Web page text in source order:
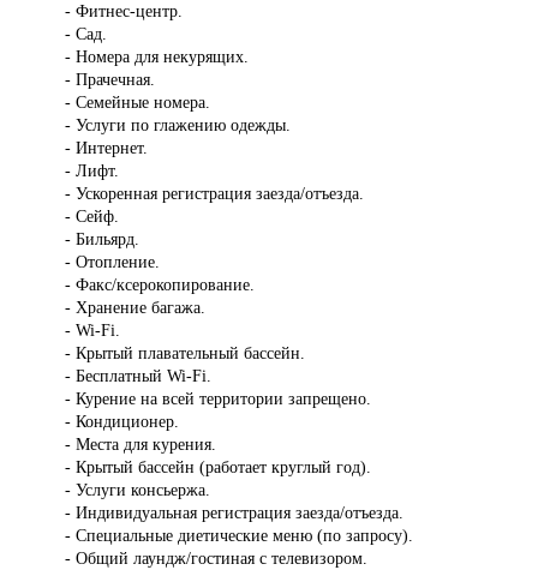
- Фитнес-центр.
- Сад.
- Номера для некурящих.
- Прачечная.
- Семейные номера.
- Услуги по глажению одежды.
- Интернет.
- Лифт.
- Ускоренная регистрация заезда/отъезда.
- Сейф.
- Бильярд.
- Отопление.
- Факс/ксерокопирование.
- Хранение багажа.
- Wi-Fi.
- Крытый плавательный бассейн.
- Бесплатный Wi-Fi.
- Курение на всей территории запрещено.
- Кондиционер.
- Места для курения.
- Крытый бассейн (работает круглый год).
- Услуги консьержа.
- Индивидуальная регистрация заезда/отъезда.
- Специальные диетические меню (по запросу).
- Общий лаундж/гостиная с телевизором.